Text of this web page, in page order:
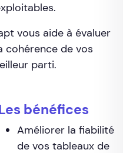
vous aide à évaluer
cohérence de vos
parti.
bénéfices
Améliorer la fiabilité
de vos tableaux de